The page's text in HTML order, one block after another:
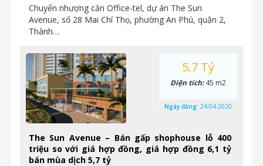
Chuyển nhượng căn Office-tel, dự án The Sun
Avenue, số 28 Mai Chí Thọ, phường An Phú, quận 2,
Thành…
The Sun Avenue – Bán gấp shophouse lỗ 400
triệu so với giá hợp đồng, giá hợp đồng 6,1 tỷ
bán mùa dịch 5,7 tỷ
5.7 Tỷ
Diện tích:45 m2
Ngày đăng: 24-04-2020